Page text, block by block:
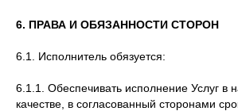
6. ПРАВА И ОБЯЗАННОСТИ СТОРОН
6.1. Исполнитель обязуется:
6.1.1. Обеспечивать исполнение Услуг в
качестве, в согласованный сторонами